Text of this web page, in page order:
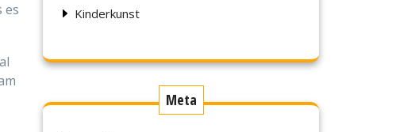
es
Kinderkunst
Meta